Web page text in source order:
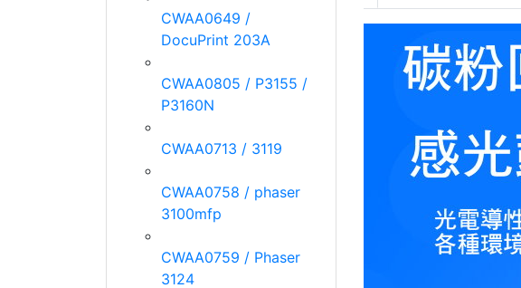
CWAA0649 /
DocuPrint 203A
CWAA0805 / P3155 /
P3160N
CWAA0713 / 3119
CWAA0758 / phaser
3100mfp
CWAA0759 / Phaser
3124